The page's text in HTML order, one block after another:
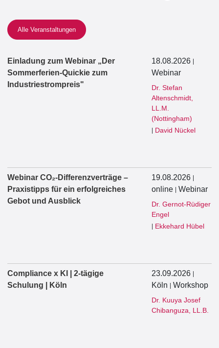
Alle Veranstaltungen
Einladung zum Webinar „Der
Sommerferien-Quickie zum
Industriestrompreis"
18.08.2026
Webinar
Dr. Stefan
Altenschmidt,
LL.M.
(Nottingham)
David Nückel
Webinar CO₂-Differenzverträge –
Praxistipps für ein erfolgreiches
Gebot und Ausblick
19.08.2026
online Webinar
Dr. Gernot-Rüdiger
Engel
Ekkehard Hübel
Compliance x KI | 2-tägige
Schulung | Köln
23.09.2026
Köln Workshop
Dr. Kuuya Josef
Chibanguza, LL.B.